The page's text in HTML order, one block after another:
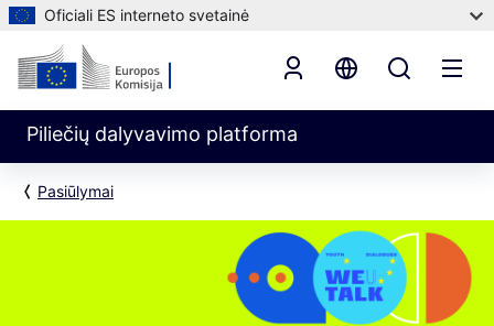
Oficiali ES interneto svetainė
Piliečių dalyvavimo platforma
Pasiūlymai